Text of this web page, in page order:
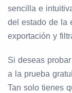
sencilla e
del estado de la
exportación y
Si deseas
a la prueba
Tan solo tienes